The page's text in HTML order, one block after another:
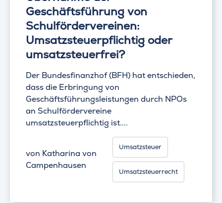
Geschäftsführung von
Schulfördervereinen:
Umsatzsteuerpflichtig oder
umsatzsteuerfrei?
Der Bundesfinanzhof (BFH) hat entschieden,
dass die Erbringung von
Geschäftsführungsleistungen durch NPOs
an Schulfördervereine
umsatzsteuerpflichtig ist....
von Katharina von
Campenhausen
Umsatzsteuer
Umsatzsteuerrecht